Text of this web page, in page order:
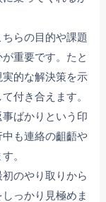
らの目的や課題
重要です。たと
的な解決策を示
付き合えます。
ばかりという印
も連絡の齟齬や
。
のやり取りから
っかり見極めま